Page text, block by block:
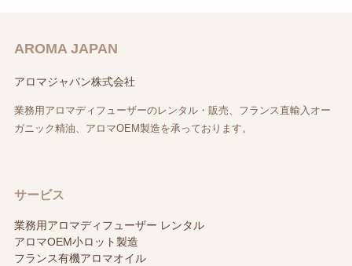
AROMA JAPAN
アロマジャパン株式会社
業務用アロマディフューザーのレンタル・販売、フランス直輸入オー
ガニック精油、アロマOEM製造を承っております。
サービス
業務用アロマディフューザー レンタル
アロマOEM小ロット製造
フランス有機アロマオイル